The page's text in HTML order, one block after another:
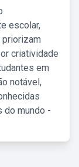
escolar,
criatividade
em
notável,
do mundo -